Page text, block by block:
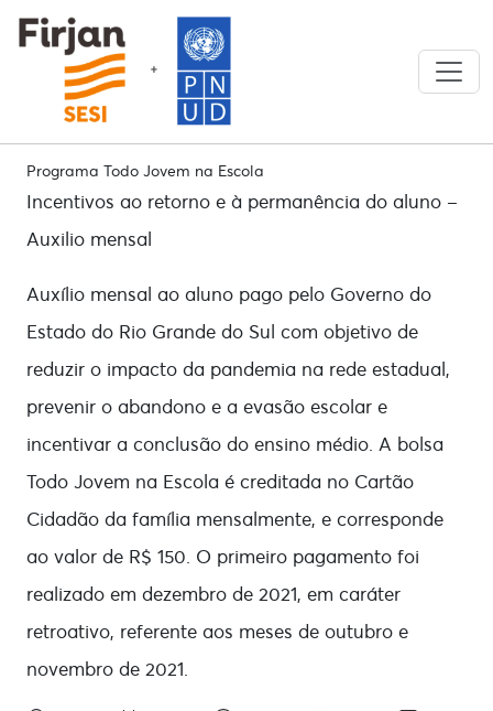
Programa Todo Jovem na Escola
Incentivos ao retorno e à permanência do aluno –
Auxilio mensal
Auxílio mensal ao aluno pago pelo Governo do
Estado do Rio Grande do Sul com objetivo de
reduzir o impacto da pandemia na rede estadual,
prevenir o abandono e a evasão escolar e
incentivar a conclusão do ensino médio. A bolsa
Todo Jovem na Escola é creditada no Cartão
Cidadão da família mensalmente, e corresponde
ao valor de R$ 150. O primeiro pagamento foi
realizado em dezembro de 2021, em caráter
retroativo, referente aos meses de outubro e
novembro de 2021.